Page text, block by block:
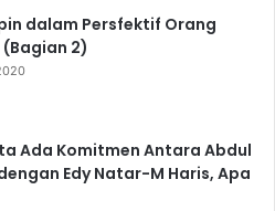
dalam Persfektif Orang
2)
Ada Komitmen Antara Abdul
Edy Natar-M Haris, Apa